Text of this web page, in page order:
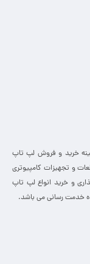
فعالیت خود را در زمینه خرید و فروش لپ تاپ
و تجهیزات کامپیوتری
و خرید انواع لپ تاپ
خدمت رسانی می باشد.